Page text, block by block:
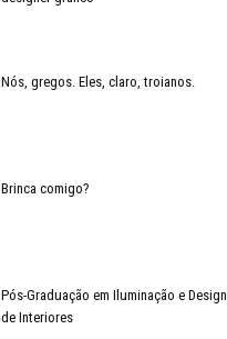
Nós, gregos. Eles, claro, troianos.
Brinca comigo?
Pós-Graduação em Iluminação e Design
de Interiores